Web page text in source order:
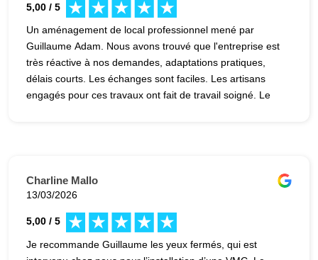
5,00 / 5
Un aménagement de local professionnel mené par
Guillaume Adam. Nous avons trouvé que l'entreprise est
très réactive à nos demandes, adaptations pratiques,
délais courts. Les échanges sont faciles. Les artisans
engagés pour ces travaux ont fait de travail soigné. Le
Charline Mallo
13/03/2026
5,00 / 5
Je recommande Guillaume les yeux fermés, qui est